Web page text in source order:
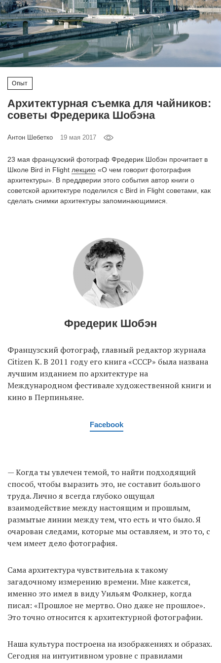
Опыт
Архитектурная съемка для чайников:
советы Фредерика Шобэна
Антон Шебетко 19 мая 2017
23 мая французский фотограф Фредерик Шобэн прочитает в
Школе Bird in Flight лекцию «О чем говорит фотография
архитектуры». В преддверии этого события автор книги о
советской архитектуре поделился с Bird in Flight советами, как
сделать снимки архитектуры запоминающимися.
Фредерик Шобэн
Французский фотограф, главный редактор журнала
Citizen K. В 2011 году его книга «СССР» была названа
лучшим изданием по архитектуре на
Международном фестивале художественной книги и
кино в Перпиньяне.
Facebook
— Когда ты увлечен темой, то найти подходящий
способ, чтобы выразить это, не составит большого
труда. Лично я всегда глубоко ощущал
взаимодействие между настоящим и прошлым,
размытые линии между тем, что есть и что было. Я
очарован следами, которые мы оставляем, и это то, с
чем имеет дело фотография.
Сама архитектура чувствительна к такому
загадочному измерению времени. Мне кажется,
именно это имел в виду Уильям Фолкнер, когда
писал: «Прошлое не мертво. Оно даже не прошлое».
Это точно относится к архитектурной фотографии.
Наша культура построена на изображениях и образах.
Сегодня на интуитивном уровне с правилами